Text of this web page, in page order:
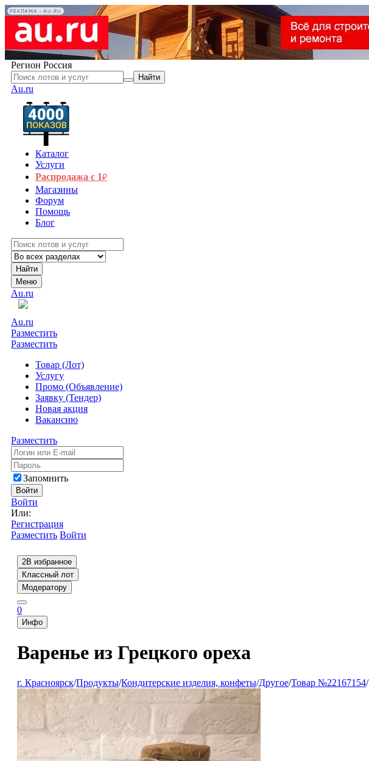
РЕКЛАМА • AU.RU
Регион Россия
Найти
Au.ru
Каталог
Услуги
Распродажа с 1₽
Магазины
Форум
Помощь
Блог
Найти
Меню
Au.ru
Au.ru
Разместить
Разместить
Товар (Лот)
Услугу
Промо (Объявление)
Заявку (Тендер)
Новая акция
Вакансию
Разместить
Запомнить
Войти
Войти
Или:
Регистрация
Разместить Войти
2В избранное
Классный лот
Модератору
0
Инфо
Варенье из Грецкого ореха
г. Красноярск/Продукты/Кондитерские изделия, конфеты/Другое/Товар №22167154/